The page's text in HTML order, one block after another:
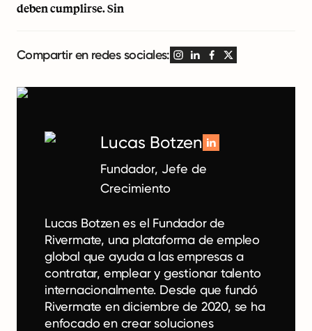
deben cumplirse. Sin
Compartir en redes sociales:
Lucas Botzen
Fundador, Jefe de
Crecimiento
Lucas Botzen es el Fundador de
Rivermate, una plataforma de empleo
global que ayuda a las empresas a
contratar, emplear y gestionar talento
internacionalmente. Desde que fundó
Rivermate en diciembre de 2020, se ha
enfocado en crear soluciones